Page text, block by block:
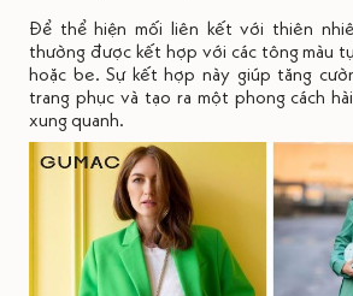
Để thể hiện mối liên kết với thiên
thường được kết hợp với các tông màu
hoặc be. Sự kết hợp này giúp tăng
trang phục và tạo ra một phong cách
xung quanh.